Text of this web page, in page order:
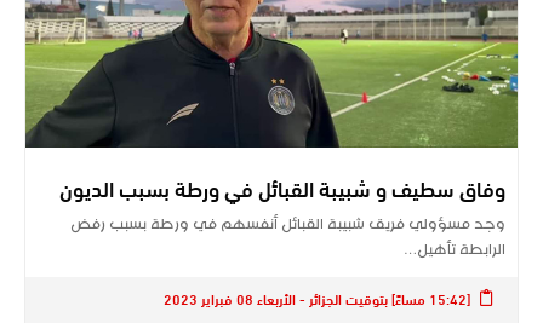
وفاق سطيف و شبيبة القبائل في ورطة بسبب الديون
وجد مسؤولي فريق شبيبة القبائل أنفسهم في ورطة بسبب رفض
الرابطة تأهيل…
[15:42 مساءً] بتوقيت الجزائر - الأربعاء 08 فبراير 2023